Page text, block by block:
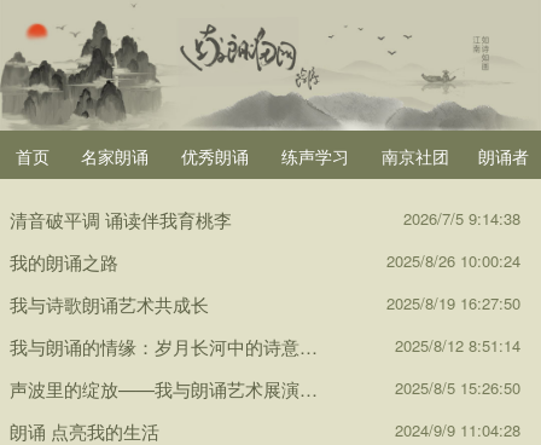
首页 名家朗诵 优秀朗诵 练声学习 南京社团 朗诵者
清音破平调 诵读伴我育桃李 2026/7/5 9:14:38
我的朗诵之路 2025/8/26 10:00:24
我与诗歌朗诵艺术共成长 2025/8/19 16:27:50
我与朗诵的情缘：岁月长河中的诗意… 2025/8/12 8:51:14
声波里的绽放——我与朗诵艺术展演… 2025/8/5 15:26:50
朗诵 点亮我的生活 2024/9/9 11:04:28